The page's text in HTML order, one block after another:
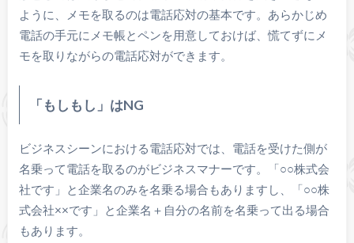
ように、メモを取るのは電話応対の基本です。あらかじめ
電話の手元にメモ帳とペンを用意しておけば、慌てずにメ
モを取りながらの電話応対ができます。
「もしもし」はNG
ビジネスシーンにおける電話応対では、電話を受けた側が
名乗って電話を取るのがビジネスマナーです。「○○株式会
社です」と企業名のみを名乗る場合もありますし、「○○株
式会社××です」と企業名＋自分の名前を名乗って出る場合
もあります。